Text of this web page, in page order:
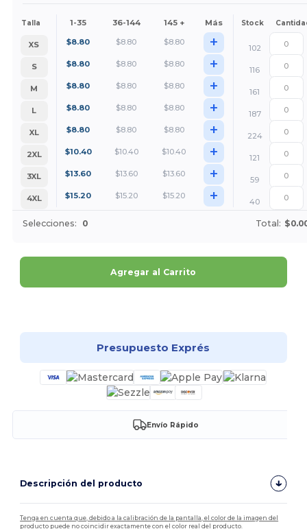
Talla 1-35 36-144 145 + Más Stock
XS $8.80 $8.80 $8.80 +
102
S
$8.80 $8.80 $8.80 +
116
M
$8.80 $8.80 $8.80 +
161
L
$8.80 $8.80 $8.80 +
187
XL
$8.80 $8.80 $8.80 +
224
2XL
$10.40 $10.40 $10.40 +
121
3XL
$13.60 $13.60 $13.60 +
59
4XL
$15.20 $15.20 $15.20 + 40
Selecciones: 0 Total:
Agregar al Carrito
Presupuesto Exprés
Envío Rápido
Descripción del producto
Tenga en cuenta que, debido a la calibración de la pantalla, el color de la imagen del
producto puede no coincidir exactamente con el color real del producto.